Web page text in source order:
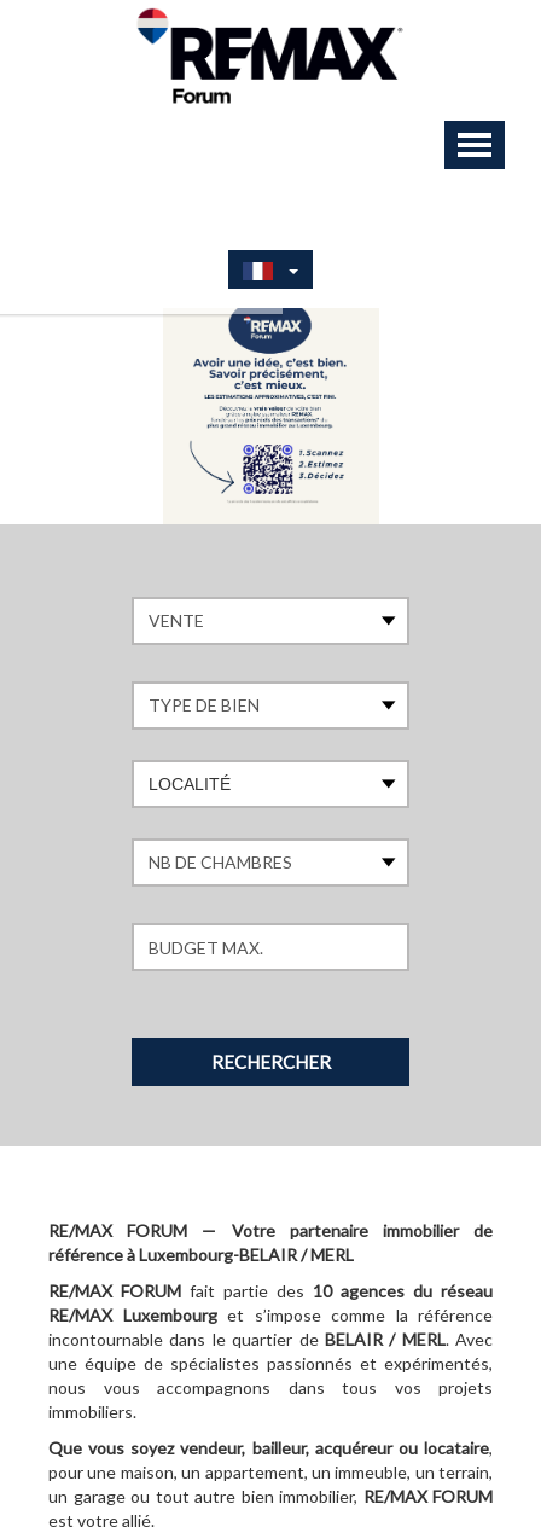
LOCALITÉ
RE/MAX FORUM — Votre partenaire immobilier de
référence à Luxembourg-BELAIR / MERL
RE/MAX FORUM fait partie des 10agences du réseau
RE/MAX Luxembourget s’impose comme la référence
incontournable dans le quartier de BELAIR / MERL. Avec
une équipe de spécialistes passionnés et expérimentés,
nous vous accompagnons dans tous vos projets
immobiliers.
Que vous soyez vendeur, bailleur, acquéreur ou locataire,
pour une maison, un appartement, un immeuble, un terrain,
un garage ou tout autre bien immobilier, RE/MAX FORUM
est votre allié.